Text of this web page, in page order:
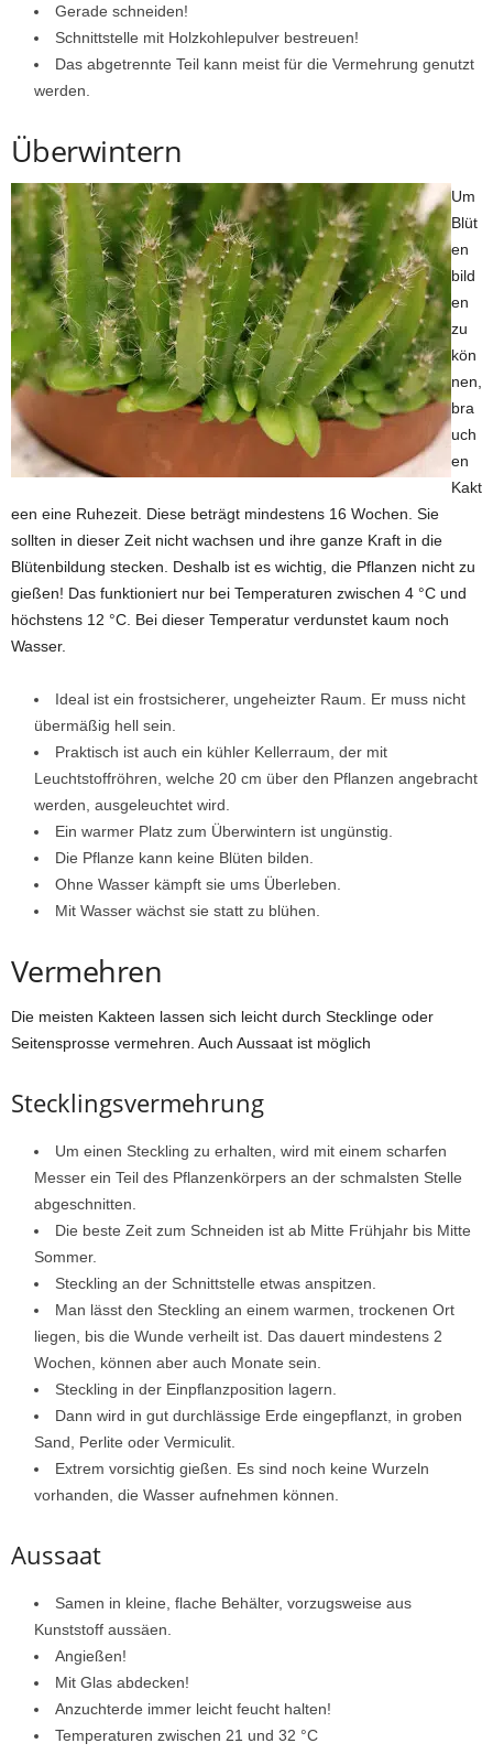
Gerade schneiden!
Schnittstelle mit Holzkohlepulver bestreuen!
Das abgetrennte Teil kann meist für die Vermehrung genutzt
werden.
Überwintern
Um
Blüt
en
bild
en
zu
kön
nen,
bra
uch
en
Kakt
een eine Ruhezeit. Diese beträgt mindestens 16 Wochen. Sie
sollten in dieser Zeit nicht wachsen und ihre ganze Kraft in die
Blütenbildung stecken. Deshalb ist es wichtig, die Pflanzen nicht zu
gießen! Das funktioniert nur bei Temperaturen zwischen 4 °C und
höchstens 12 °C. Bei dieser Temperatur verdunstet kaum noch
Wasser.
Ideal ist ein frostsicherer, ungeheizter Raum. Er muss nicht
übermäßig hell sein.
Praktisch ist auch ein kühler Kellerraum, der mit
Leuchtstoffröhren, welche 20 cm über den Pflanzen angebracht
werden, ausgeleuchtet wird.
Ein warmer Platz zum Überwintern ist ungünstig.
Die Pflanze kann keine Blüten bilden.
Ohne Wasser kämpft sie ums Überleben.
Mit Wasser wächst sie statt zu blühen.
Vermehren
Die meisten Kakteen lassen sich leicht durch Stecklinge oder
Seitensprosse vermehren. Auch Aussaat ist möglich
Stecklingsvermehrung
Um einen Steckling zu erhalten, wird mit einem scharfen
Messer ein Teil des Pflanzenkörpers an der schmalsten Stelle
abgeschnitten.
Die beste Zeit zum Schneiden ist ab Mitte Frühjahr bis Mitte
Sommer.
Steckling an der Schnittstelle etwas anspitzen.
Man lässt den Steckling an einem warmen, trockenen Ort
liegen, bis die Wunde verheilt ist. Das dauert mindestens 2
Wochen, können aber auch Monate sein.
Steckling in der Einpflanzposition lagern.
Dann wird in gut durchlässige Erde eingepflanzt, in groben
Sand, Perlite oder Vermiculit.
Extrem vorsichtig gießen. Es sind noch keine Wurzeln
vorhanden, die Wasser aufnehmen können.
Aussaat
Samen in kleine, flache Behälter, vorzugsweise aus
Kunststoff aussäen.
Angießen!
Mit Glas abdecken!
Anzuchterde immer leicht feucht halten!
Temperaturen zwischen 21 und 32 °C